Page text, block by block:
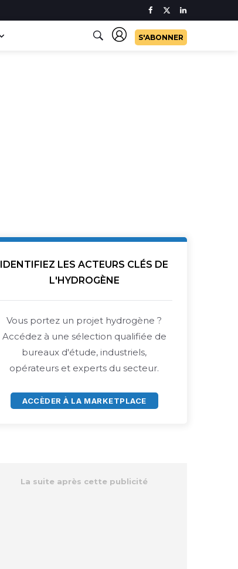
S'ABONNER
IDENTIFIEZ LES ACTEURS CLÉS DE
L'HYDROGÈNE
Vous portez un projet hydrogène ?
Accédez à une sélection qualifiée de
bureaux d'étude, industriels,
opérateurs et experts du secteur.
ACCÈDER À LA MARKETPLACE